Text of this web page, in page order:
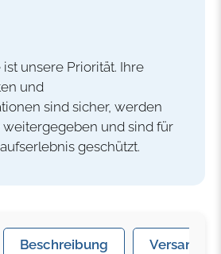
unsere Priorität. Ihre
und
sind sicher, werden
weitergegeben und sind für
geschützt.
Beschreibung Versand &